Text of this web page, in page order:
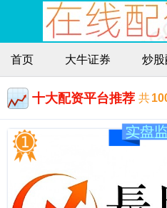
首页 大牛证券 炒
十大配资平台推荐 共